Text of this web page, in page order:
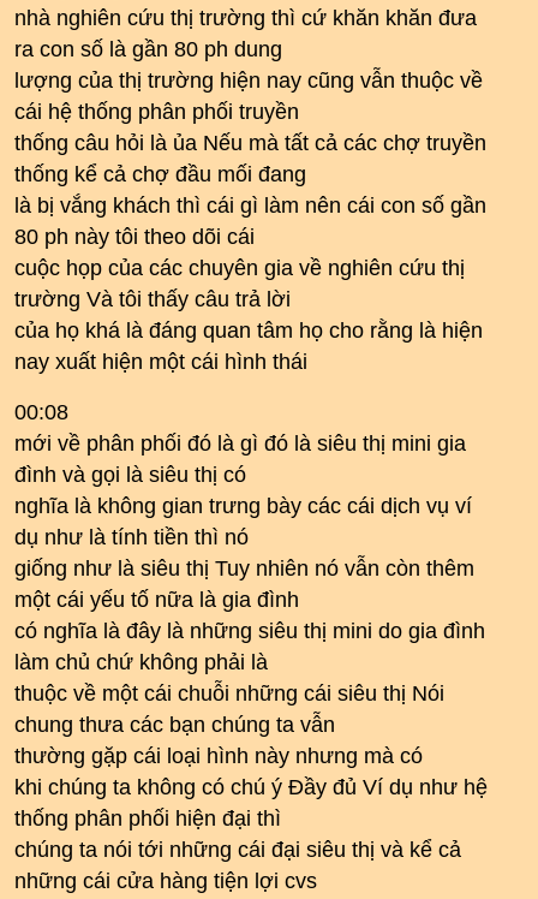
nhà nghiên cứu thị trường thì cứ khăn khăn đưa
ra con số là gần 80 ph dung
lượng của thị trường hiện nay cũng vẫn thuộc về
cái hệ thống phân phối truyền
thống câu hỏi là ủa Nếu mà tất cả các chợ truyền
thống kể cả chợ đầu mối đang
là bị vắng khách thì cái gì làm nên cái con số gần
80 ph này tôi theo dõi cái
cuộc họp của các chuyên gia về nghiên cứu thị
trường Và tôi thấy câu trả lời
của họ khá là đáng quan tâm họ cho rằng là hiện
nay xuất hiện một cái hình thái
00:08
mới về phân phối đó là gì đó là siêu thị mini gia
đình và gọi là siêu thị có
nghĩa là không gian trưng bày các cái dịch vụ ví
dụ như là tính tiền thì nó
giống như là siêu thị Tuy nhiên nó vẫn còn thêm
một cái yếu tố nữa là gia đình
có nghĩa là đây là những siêu thị mini do gia đình
làm chủ chứ không phải là
thuộc về một cái chuỗi những cái siêu thị Nói
chung thưa các bạn chúng ta vẫn
thường gặp cái loại hình này nhưng mà có
khi chúng ta không có chú ý Đầy đủ Ví dụ như hệ
thống phân phối hiện đại thì
chúng ta nói tới những cái đại siêu thị và kể cả
những cái cửa hàng tiện lợi cvs